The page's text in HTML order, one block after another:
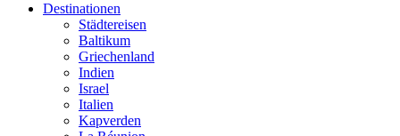
Destinationen
Städtereisen
Baltikum
Griechenland
Indien
Israel
Italien
Kapverden